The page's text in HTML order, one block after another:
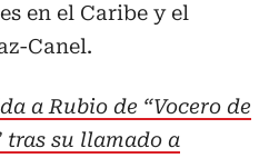
en el Caribe y el
Canel.
a Rubio de “Vocero de
tras su llamado a